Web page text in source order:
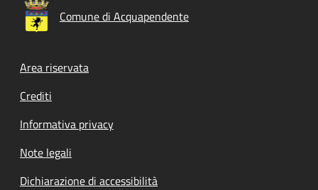
Comune di Acquapendente
Footer menu
Area riservata
Crediti
Informativa privacy
Note legali
Dichiarazione di accessibilità